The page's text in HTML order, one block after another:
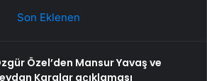
Son Eklenen
Özel’den Mansur Yavaş ve
Karalar açıklaması